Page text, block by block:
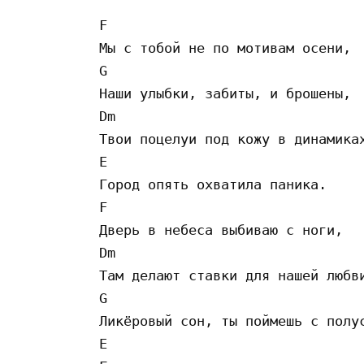
F
Мы с тобой не по мотивам осени,
G
Наши улыбки, забиты, и брошены,
Dm
Твои поцелуи под кожу в
E
Город опять охватила паника.
F
Дверь в небеса выбиваю с ноги,
Dm
Там делают ставки для нашей
G
Ликёровый сон, ты поймешь с
E